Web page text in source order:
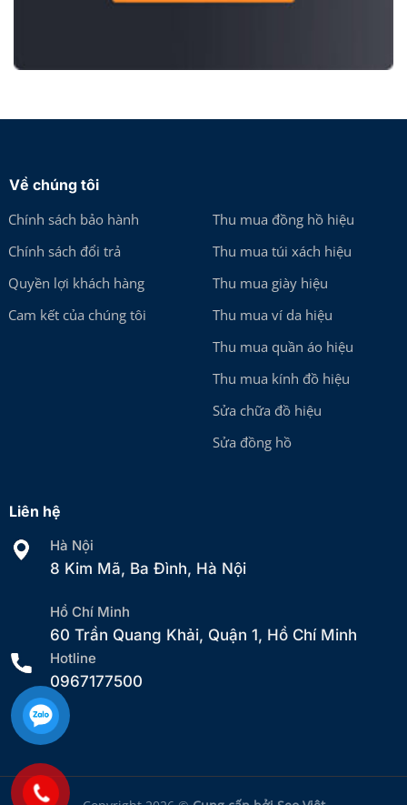
Về chúng tôi
Chính sách bảo hành
Chính sách đổi trả
Quyền lợi khách hàng
Cam kết của chúng tôi
Thu mua đồng hồ hiệu
Thu mua túi xách hiệu
Thu mua giày hiệu
Thu mua ví da hiệu
Thu mua quần áo hiệu
Thu mua kính đồ hiệu
Sửa chữa đồ hiệu
Sửa đồng hồ
Liên hệ
Hà Nội
8 Kim Mã, Ba Đình, Hà Nội
Hồ Chí Minh
60 Trần Quang Khải, Quận 1, Hồ Chí Minh
Hotline
0967177500